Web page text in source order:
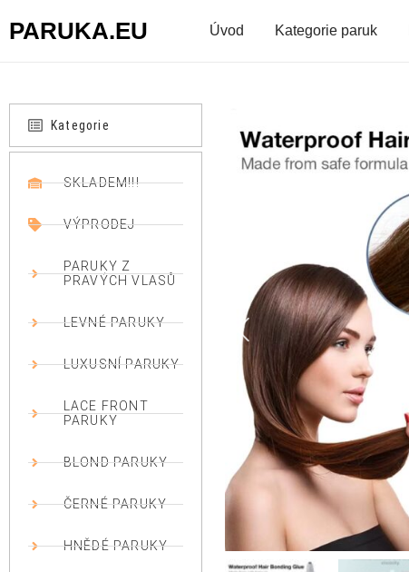
PARUKA.EU Úvod Kategorie paruk
Kategorie
SKLADEM!!!
VÝPRODEJ
PARUKY Z
PRAVÝCH VLASŮ
LEVNÉ PARUKY
LUXUSNÍ PARUKY
LACE FRONT
PARUKY
BLOND PARUKY
ČERNÉ PARUKY
HNĚDÉ PARUKY